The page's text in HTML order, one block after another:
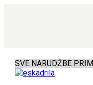
SVE NARUDŽBE